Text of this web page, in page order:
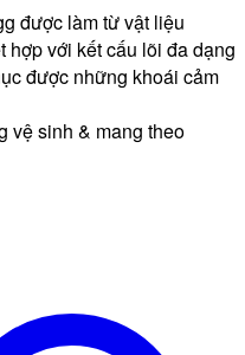
được làm từ vật liệu
với kết cấu lõi đa dạng
được những khoái cảm
vệ sinh & mang theo